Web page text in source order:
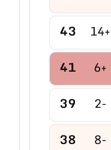
+14
43
+6
41
-2
39
-8
38